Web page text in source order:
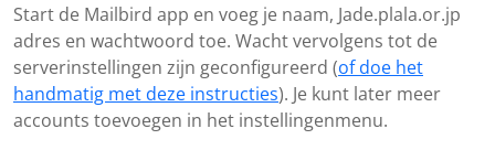
Start de Mailbird app en voeg je naam, Jade.plala.or.jp
adres en wachtwoord toe. Wacht vervolgens tot de
serverinstellingen zijn geconfigureerd (of doe het
handmatig met deze instructies). Je kunt later meer
accounts toevoegen in het instellingenmenu.